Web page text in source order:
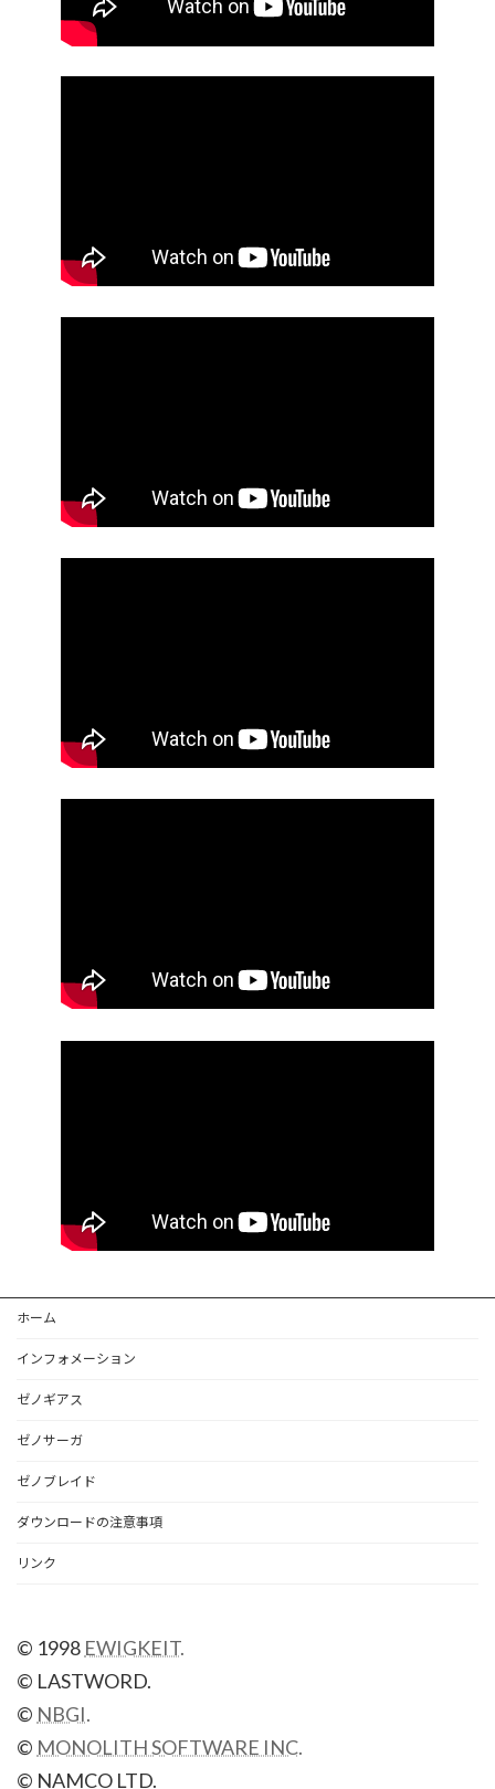
ホーム
インフォメーション
ゼノギアス
ゼノサーガ
ゼノブレイド
ダウンロードの注意事項
リンク
© 1998 EWIGKEIT.
© LASTWORD.
© NBGI.
© MONOLITH SOFTWARE INC.
© NAMCO LTD.